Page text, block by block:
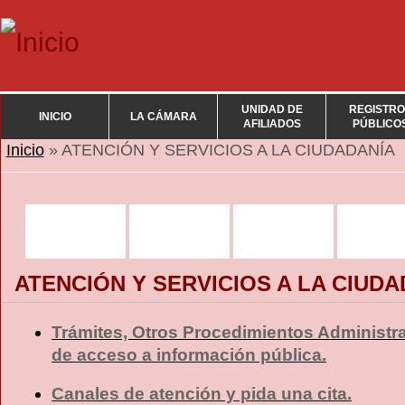
INICIO LA CÁMARA
UNIDAD DE
AFILIADOS
Se encuentra usted aquí
Inicio» ATENCIÓN Y SERVICIOS A LA CIUDADANÍA
ATENCIÓN Y SERVICIOS A LA
Trámites, Otros Procedimientos
de acceso a información pública.
Canales de atención y pida una cita.